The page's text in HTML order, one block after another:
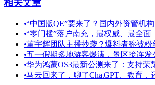
相关文章
•“中国版QE”要来了？国内外资管机构
•“零门槛”落户南充，最权威、最全面
•董宇辉团队主播抄袭？爆料者称被粉
•五一假期多地游客爆满，景区接连发
•华为鸿蒙OS3最新公测来了：支持荣
•马云回来了，聊了ChatGPT、教育，